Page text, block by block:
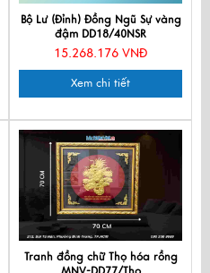
Bộ Lư (Đỉnh) Đồng Ngũ Sự vàng
đậm DD18/40NSR
15.268.176 VNĐ
Xem chi tiết
Tranh đồng chữ Thọ hóa rồng